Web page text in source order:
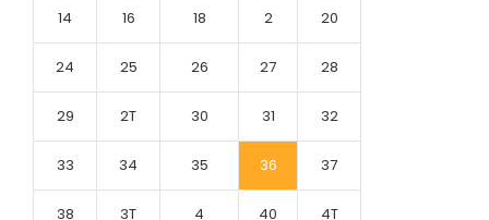
14 16 18 2 20
24 25 26 27 28
29 2T 30 31 32
33 34 35 36 37
38 3T 4 40 4T